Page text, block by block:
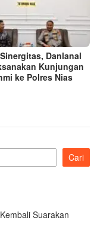
Danlanal
Kunjungan
ke Polres Nias
Cari
Suarakan